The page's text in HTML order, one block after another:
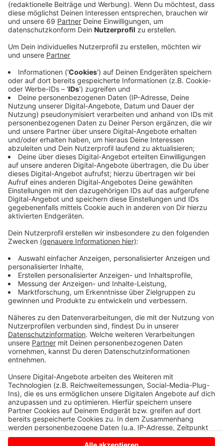
Anzeige
Das Tatort-Team war für die Dreharbeiten Anfang
April in Münster. Kommissar Thiel und Rechtsmediziner
Professor Boerne ermitteln diesmal auf dem
Wochenmarkt, weil dort der Marktmeister ermordet
wurde. Einige Szenen wurden tatsächlich im normalen
Markttrubel auf dem Domplatz gefilmt. Außerdem ist
das Tatort-Team unter anderem auf dem
Prinzipalmarkt, am LWL-Museum oder am
Hauptbahnhof.
Anzeige
Mittwochmorgen auf dem Wochenmarkt
Anzeige
Friederike Kempter als Kommissarin Nadeshda
Krusenstern ist aus der Babypause zurück und wieder
dabei.
Anzeige
Anzeige